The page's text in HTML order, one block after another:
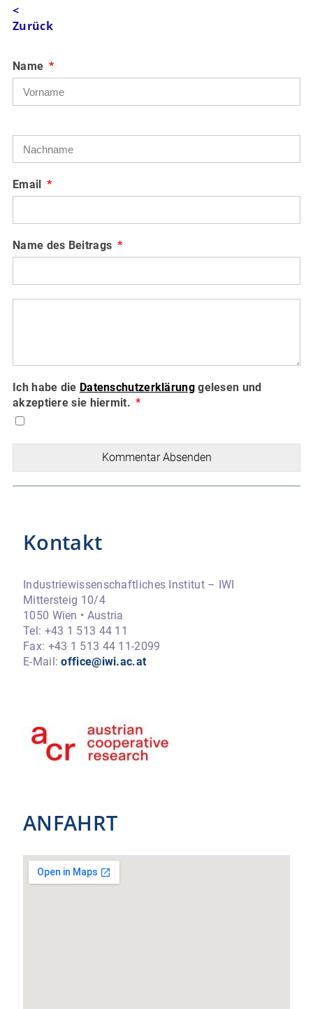
<
Zurück
Name
Email
Name des Beitrags
Ich habe die Datenschutzerklärunggelesen und
akzeptiere sie hiermit.
Kommentar Absenden
Kontakt
Industriewissenschaftliches Institut – IWI
Mittersteig 10/4
1050 Wien • Austria
Tel: +43 1 513 44 11
Fax: +43 1 513 44 11-2099
E-Mail:office@iwi.ac.at
ANFAHRT